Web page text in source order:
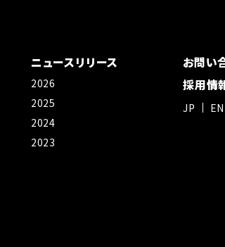
ニュースリリース
2026
2025
2024
2023
お問い
採用情
JP EN